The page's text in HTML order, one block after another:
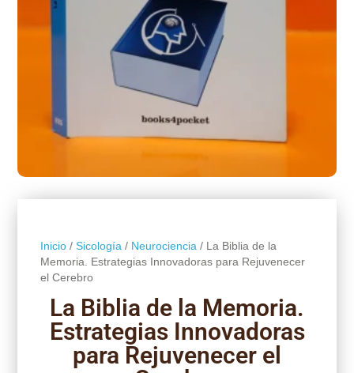
Inicio/ Sicología / Neurociencia / La Biblia de la
Memoria. Estrategias Innovadoras para Rejuvenecer
el Cerebro
La Biblia de la Memoria.
Estrategias Innovadoras
para Rejuvenecer el